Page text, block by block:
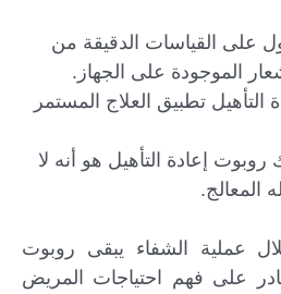
على القياسات الدقيقة من
الموجودة على الجهاز.
تطبيق العلاج المستمر
روبوت إعادة التأهيل هو أنه لا
المعالج.
عملية الشفاء يبقى روبوت
على فهم احتياجات المريض